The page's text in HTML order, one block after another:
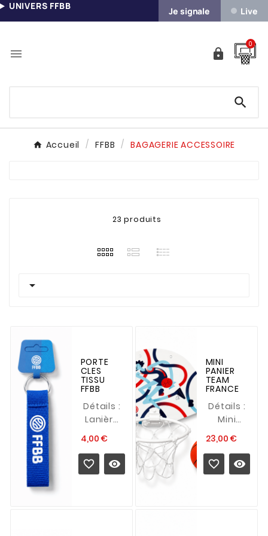
UNIVERS FFBB Je signale Live
 
0

Accueil FFBB BAGAGERIE ACCESSOIRE
23 produits

PORTE
CLES
TISSU
FFBB
Détails :
Lanière
textile
logo FFBB
Anneau
4,00 €
 
MINI
PANIER
TEAM
FRANCE
Détails :
Mini
panier
basket
pliable
23,00 €
 